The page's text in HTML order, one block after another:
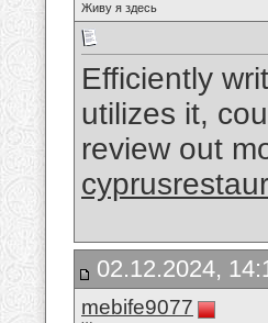
Живу я здесь
Efficiently
utilizes it,
review out
02.12.2024,
mebife9077